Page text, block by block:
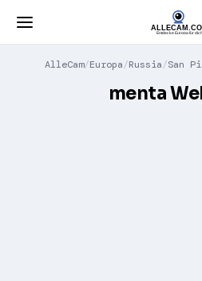
AlleCam Europa Russia San
menta